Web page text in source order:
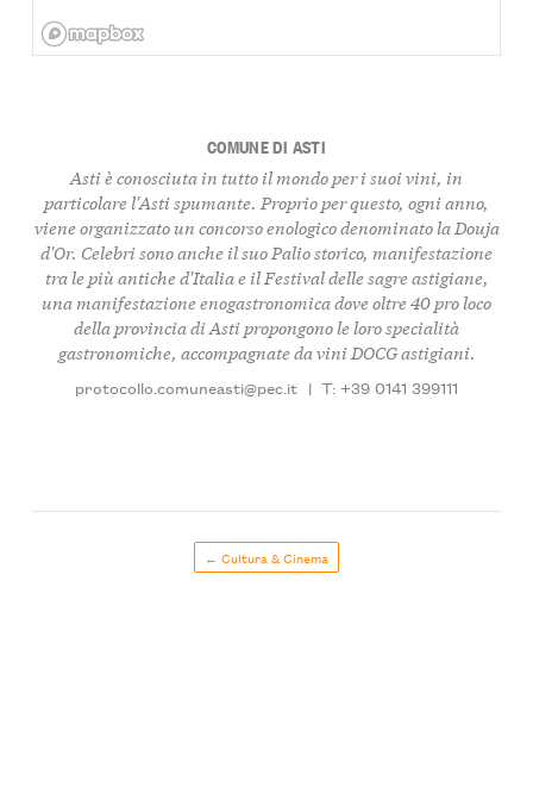
COMUNE DI ASTI
Asti è conosciuta in tutto il mondo per i suoi vini, in
particolare l'Asti spumante. Proprio per questo, ogni anno,
viene organizzato un concorso enologico denominato la Douja
d'Or. Celebri sono anche il suo Palio storico, manifestazione
tra le più antiche d'Italia e il Festival delle sagre astigiane,
una manifestazione enogastronomica dove oltre 40 pro loco
della provincia di Asti propongono le loro specialità
gastronomiche, accompagnate da vini DOCG astigiani.
protocollo.comuneasti@pec.it | T: +39 0141 399111
← Cultura & Cinema